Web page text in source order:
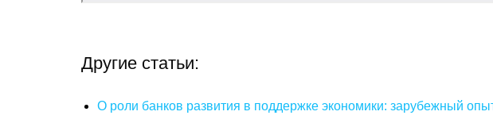
Другие статьи:
О роли банков развития в поддержке экономики: зарубежный